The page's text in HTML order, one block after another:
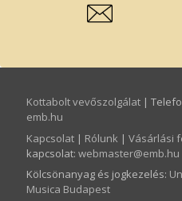
Kottabolt vevőszolgálat |
emb.hu
Kapcsolat | Rólunk | Vásárlási
kapcsolat: webmaster­@­emb.hu
Kölcsönanyag és jogkezelés:
Musica Budapest